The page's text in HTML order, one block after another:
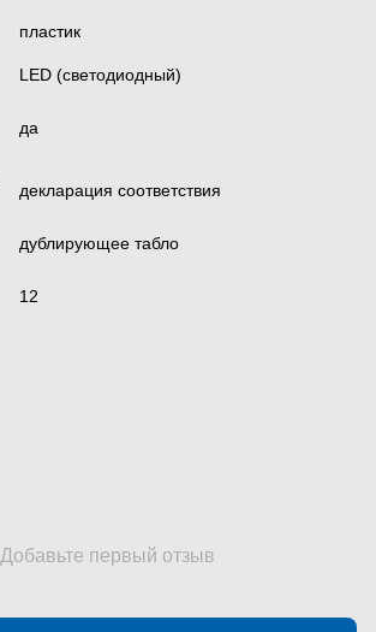
пластик
LED (светодиодный)
да
декларация соответствия
дублирующее табло
12
Добавьте первый отзыв